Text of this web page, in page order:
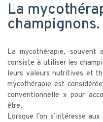
La
champignons.
La mycothérapie, souvent
consiste à utiliser les
leurs valeurs nutritives et
mycothérapie est
conventionnelle » pour
être.
Lorsque l’on s’intéresse